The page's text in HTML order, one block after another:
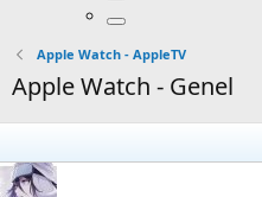
Apple Watch - AppleTV
Apple Watch - Genel